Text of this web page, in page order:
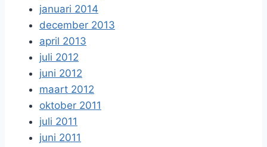
januari 2014
december 2013
april 2013
juli 2012
juni 2012
maart 2012
oktober 2011
juli 2011
juni 2011